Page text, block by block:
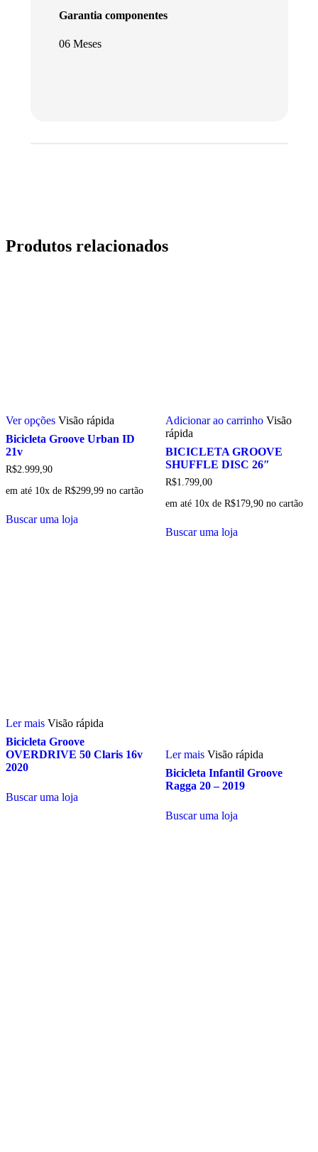
Garantia componentes
06 Meses
Produtos relacionados
Ver opções produto
várias
opções
podem
escolhidas
Visão rápida
Bicicleta Groove Urban ID
21v
R$2.999,90
em até 10x de R$299,99 no cartão
Buscar uma loja
Adicionar ao carrinho Visão
rápida
BICICLETA GROOVE
SHUFFLE DISC 26″
R$1.799,00
em até 10x de R$179,90 no cartão
Buscar uma loja
Ler mais Visão rápida
Bicicleta Groove
OVERDRIVE 50 Claris 16v
2020
Buscar uma loja
Ler mais Visão rápida
Bicicleta Infantil Groove
Ragga 20 – 2019
Buscar uma loja